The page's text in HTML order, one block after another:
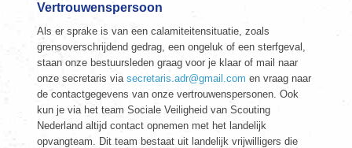
Vertrouwenspersoon
Als er sprake is van een calamiteitensituatie, zoals
grensoverschrijdend gedrag, een ongeluk of een sterfgeval,
staan onze bestuursleden graag voor je klaar of mail naar
onze secretaris via secretaris.adr@gmail.com en vraag naar
de contactgegevens van onze vertrouwenspersonen. Ook
kun je via het team Sociale Veiligheid van Scouting
Nederland altijd contact opnemen met het landelijk
opvangteam. Dit team bestaat uit landelijk vrijwilligers die